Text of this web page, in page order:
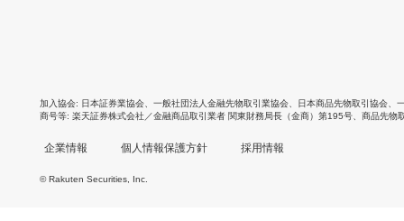
加入協会 日本証券業協会 一般社団法人金融先物取引業協会 日本商品先物取引協会
商号等 楽天証券株式会社／金融商品取引業者 関東財務局長（金商）第195号、商品先物
企業情報 個人情報保護方針 採用情報
© Rakuten Securities, Inc.